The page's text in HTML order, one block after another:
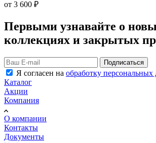
от 3 600 ₽
Первыми узнавайте о
коллекциях и закрытых
Подписаться
Я согласен на обработку
Каталог
Акции
Компания
О компании
Контакты
Документы